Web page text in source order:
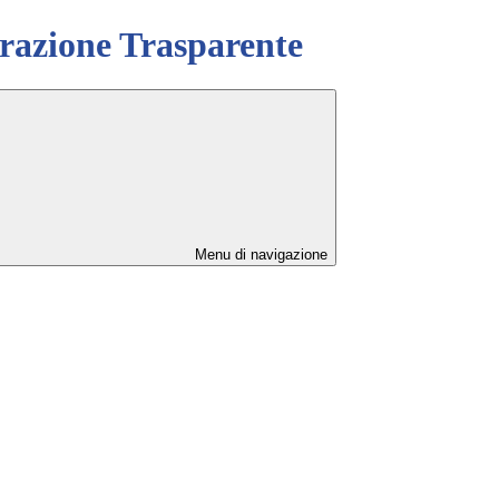
Trasparente
Menu di navigazione